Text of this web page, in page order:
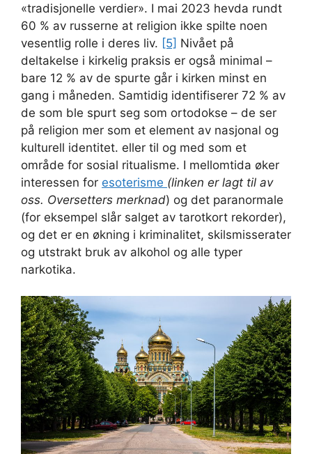
«tradisjonelle verdier». I mai 2023 hevda rundt
60 % av russerne at religion ikke spilte noen
vesentlig rolle i deres liv. [5] Nivået på
deltakelse i kirkelig praksis er også minimal –
bare 12 % av de spurte går i kirken minst en
gang i måneden. Samtidig identifiserer 72 % av
de som ble spurt seg som ortodokse – de ser
på religion mer som et element av nasjonal og
kulturell identitet. eller til og med som et
område for sosial ritualisme. I mellomtida øker
interessen for esoterisme (linken er lagt til av
oss. Oversetters merknad) og det paranormale
(for eksempel slår salget av tarotkort rekorder),
og det er en økning i kriminalitet, skilsmisserater
og utstrakt bruk av alkohol og alle typer
narkotika.